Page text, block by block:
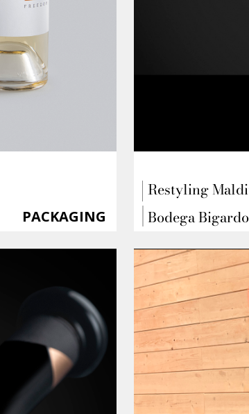
PACKAGING
Restyling
Bodega Bigardo